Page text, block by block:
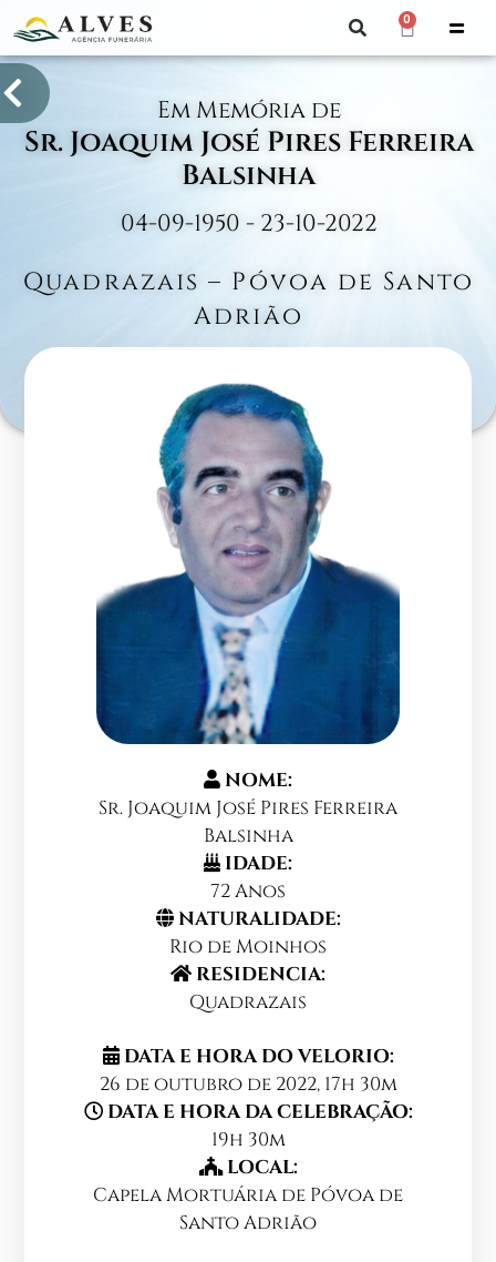
0
Em Memória de
Sr. Joaquim José Pires Ferreira
Balsinha
04-09-1950 - 23-10-2022
Quadrazais – Póvoa de Santo
Adrião
NOME:
Sr. Joaquim José Pires Ferreira
Balsinha
IDADE:
72 Anos
NATURALIDADE:
Rio de Moinhos
RESIDENCIA:
Quadrazais
DATA E HORA DO VELORIO:
26 de outubro de 2022, 17h 30m
DATA E HORA DA CELEBRAÇÃO:
19h 30m
LOCAL:
Capela Mortuária de Póvoa de
Santo Adrião